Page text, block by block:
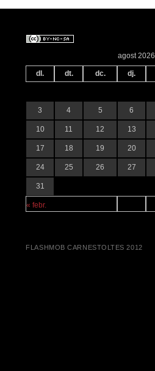
agost 2026
dl. dt. dc. dj.
« febr.
3 4 5 6
10 11 12 13
17 18 19 20
24 25 26 27
31
FLASHMOB CARNESTOLTES 2012